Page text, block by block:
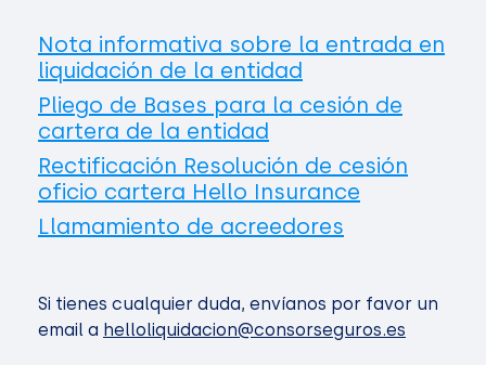
Nota informativa sobre la entrada en
liquidación de la entidad
Pliego de Bases para la cesión de
cartera de la entidad
Rectificación Resolución de cesión
oficio cartera Hello Insurance
Llamamiento de acreedores
Si tienes cualquier duda, envíanos por favor un
email a helloliquidacion@consorseguros.es